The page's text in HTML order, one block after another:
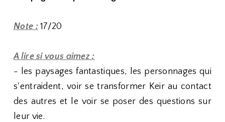
Note : 17/20
A lire si vous aimez :
- les paysages fantastiques, les personnages qui
s'entraident, voir se transformer Keir au contact
des autres et le voir se poser des questions sur
leur vie.